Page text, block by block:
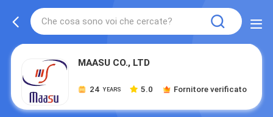
MAASU CO., LTD
24 YEARS 5.0 Fornitore verificato